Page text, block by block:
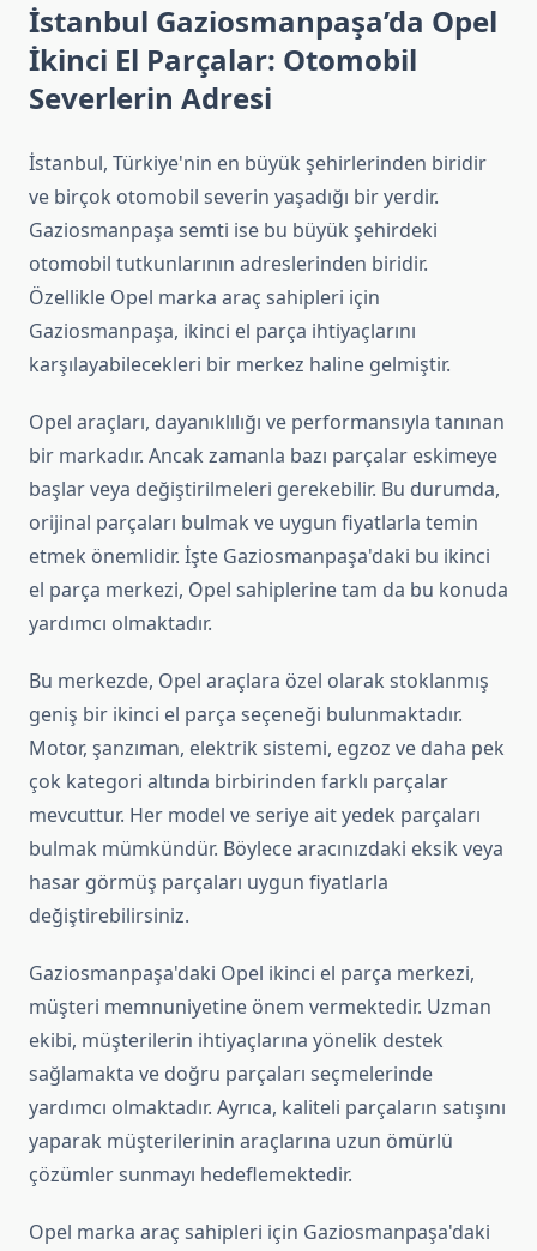
İstanbul Gaziosmanpaşa’da Opel
İkinci El Parçalar: Otomobil
Severlerin Adresi
İstanbul, Türkiye'nin en büyük şehirlerinden biridir
ve birçok otomobil severin yaşadığı bir yerdir.
Gaziosmanpaşa semti ise bu büyük şehirdeki
otomobil tutkunlarının adreslerinden biridir.
Özellikle Opel marka araç sahipleri için
Gaziosmanpaşa, ikinci el parça ihtiyaçlarını
karşılayabilecekleri bir merkez haline gelmiştir.
Opel araçları, dayanıklılığı ve performansıyla tanınan
bir markadır. Ancak zamanla bazı parçalar eskimeye
başlar veya değiştirilmeleri gerekebilir. Bu durumda,
orijinal parçaları bulmak ve uygun fiyatlarla temin
etmek önemlidir. İşte Gaziosmanpaşa'daki bu ikinci
el parça merkezi, Opel sahiplerine tam da bu konuda
yardımcı olmaktadır.
Bu merkezde, Opel araçlara özel olarak stoklanmış
geniş bir ikinci el parça seçeneği bulunmaktadır.
Motor, şanzıman, elektrik sistemi, egzoz ve daha pek
çok kategori altında birbirinden farklı parçalar
mevcuttur. Her model ve seriye ait yedek parçaları
bulmak mümkündür. Böylece aracınızdaki eksik veya
hasar görmüş parçaları uygun fiyatlarla
değiştirebilirsiniz.
Gaziosmanpaşa'daki Opel ikinci el parça merkezi,
müşteri memnuniyetine önem vermektedir. Uzman
ekibi, müşterilerin ihtiyaçlarına yönelik destek
sağlamakta ve doğru parçaları seçmelerinde
yardımcı olmaktadır. Ayrıca, kaliteli parçaların satışını
yaparak müşterilerinin araçlarına uzun ömürlü
çözümler sunmayı hedeflemektedir.
Opel marka araç sahipleri için Gaziosmanpaşa'daki